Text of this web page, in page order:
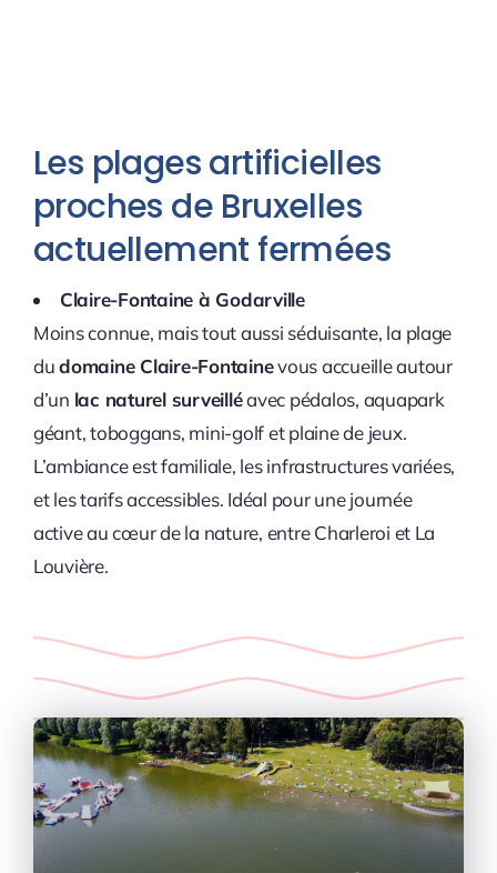
Les plages artificielles
proches de Bruxelles
actuellement fermées
Claire-Fontaine à Godarville
Moins connue, mais tout aussi séduisante, la plage
dudomaine Claire-Fontainevous accueille autour
d’un lac naturel surveilléavec pédalos, aquapark
géant, toboggans, mini-golf et plaine de jeux.
L’ambiance est familiale, les infrastructures variées,
et les tarifs accessibles. Idéal pour une journée
active au cœur de la nature, entre Charleroi et La
Louvière.